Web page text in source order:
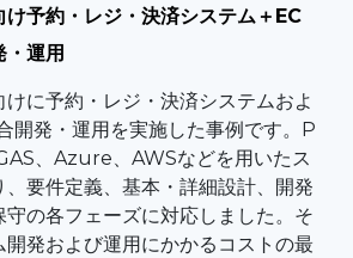
け予約・レジ・決済システム＋EC
運用​
に予約・レジ・決済システムおよ
開発・運用を実施した事例です。P
、Azure、AWSなどを用いたス
、要件定義、基本・詳細設計、開発
守の各フェーズに対応しました。そ
発および運用にかかるコストの最